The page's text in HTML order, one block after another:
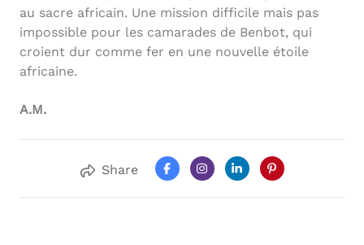
au sacre africain. Une mission difficile mais pas
impossible pour les camarades de Benbot, qui
croient dur comme fer en une nouvelle étoile
africaine.
A.M.
Share